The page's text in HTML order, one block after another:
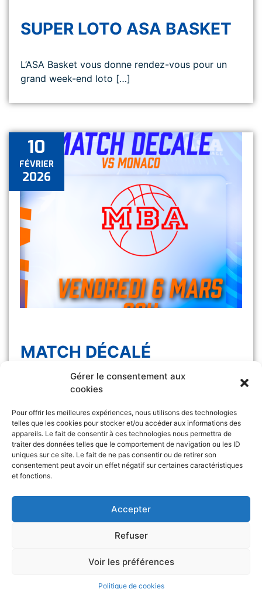
Gérer le consentement aux
cookies
Pour offrir les meilleures expériences, nous utilisons des technologies
telles que les cookies pour stocker et/ou accéder aux informations des
appareils. Le fait de consentir à ces technologies nous permettra de
traiter des données telles que le comportement de navigation ou les ID
uniques sur ce site. Le fait de ne pas consentir ou de retirer son
consentement peut avoir un effet négatif sur certaines caractéristiques
et fonctions.
Accepter
Refuser
Voir les préférences
Politique de cookies
SUPER LOTO ASA BASKET
L’ASA Basket vous donne rendez-vous pour un
grand week-end loto […]
10
FÉVRIER
2026
MATCH DÉCALÉ
Le match Les Félines vs Monaco, initialement
Retrouvez l’ASA sur
Partenaires
Mentions légales
Politique de cookies (UE)